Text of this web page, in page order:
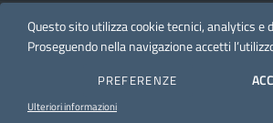
© 2026 Direzione generale Cinema
Questo sito utilizza cookie tecnici, analytics e
Proseguendo nella navigazione accetti
PREFERENZE
Ulteriori informazioni